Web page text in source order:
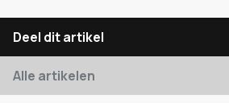
Deel dit artikel
Alle artikelen